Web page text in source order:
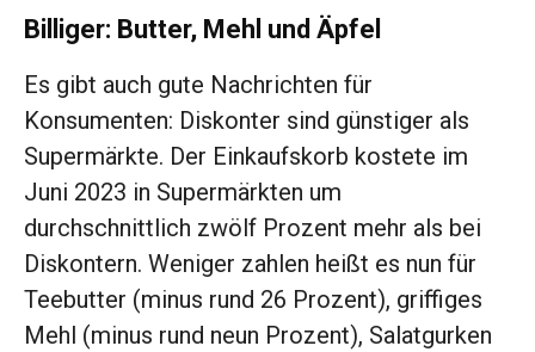
Billiger: Butter, Mehl und Äpfel
Es gibt auch gute Nachrichten für
Konsumenten: Diskonter sind günstiger als
Supermärkte. Der Einkaufskorb kostete im
Juni 2023 in Supermärkten um
durchschnittlich zwölf Prozent mehr als bei
Diskontern. Weniger zahlen heißt es nun für
Teebutter (minus rund 26 Prozent), griffiges
Mehl (minus rund neun Prozent), Salatgurken